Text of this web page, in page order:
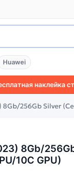
Huawei
наклейка стекла
256Gb Silver
8Gb/
10C GPU)